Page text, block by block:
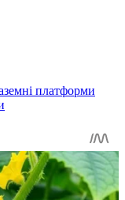
платформи